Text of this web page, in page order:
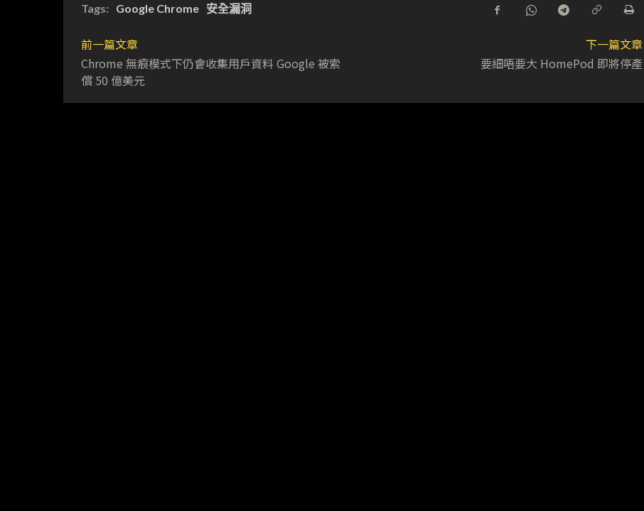
Tags: Google Chrome 安全漏洞
前一篇文章
Chrome 無痕模式下仍會收集用戶資料 Google 被索
償 50 億美元
下一篇文章
要細唔要大 HomePod 即將停產